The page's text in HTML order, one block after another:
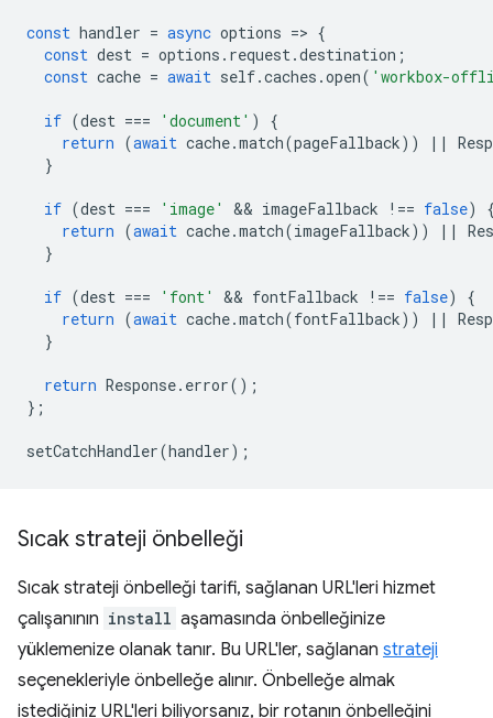
const handler = async options => {
const dest = options . request.destination ;
const cache = await self.caches .open( 'workbox-
if (dest === 'document' )
{
return (await cache.match(pageFallback)) ||
}
if (dest === 'image' && imageFallback !== false)
return (await cache.match(imageFallback)) ||
}
if (dest === 'font' && fontFallback !== false)
{
return (await cache.match(fontFallback)) ||
}
return Response. error();
};
setCatchHandler(handler);
Sıcak strateji önbelleği
Sıcak strateji önbelleği tarifi, sağlanan URL'leri hizmet
çalışanının install aşamasında önbelleğinize
yüklemenize olanak tanır. Bu URL'ler, sağlanan strateji
seçenekleriyle önbelleğe alınır. Önbelleğe almak
istediğiniz URL'leri biliyorsanız, bir rotanın önbelleğini